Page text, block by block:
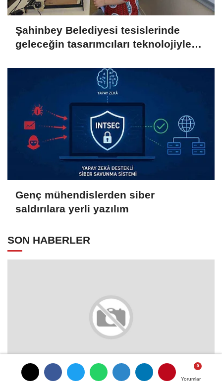
Yorumlar
Yorumlar
Şahinbey Belediyesi tesislerinde
geleceğin tasarımcıları teknolojiyle
Genç mühendislerden siber
saldırılara yerli yazılım
SON HABERLER